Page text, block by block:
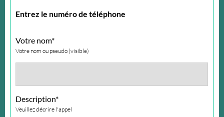
Entrez le numéro de téléphone
Votre nom*
Votre nom ou pseudo (visible)
Description*
Veuillez décrire l'appel